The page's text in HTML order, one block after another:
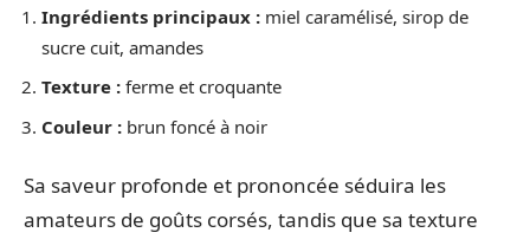
Ingrédients principaux : miel caramélisé, sirop de
sucre cuit, amandes
Texture : ferme et croquante
Couleur : brun foncé à noir
Sa saveur profonde et prononcée séduira les
amateurs de goûts corsés, tandis que sa texture